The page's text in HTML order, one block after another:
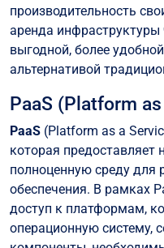
производительность
аренда
выгодной, более
альтернативой
PaaS (Platform
PaaS (Platform as a
которая предоставляет
полноценную среду для
обеспечения. В рамках
доступ к платформам,
операционную систему,